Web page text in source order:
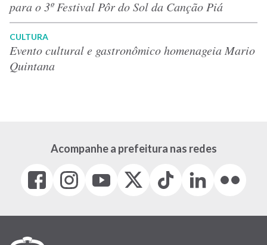
para o 3º Festival Pôr do Sol da Canção Piá
CULTURA
Evento cultural e gastronômico homenageia Mario
Quintana
Acompanhe a prefeitura nas redes
Facebook
(link
em
janela)
Instagram
(link
em
(link
em
(Antigo
(link
Tiktok
(link
em
LinkedIn
(link
em
(link
em